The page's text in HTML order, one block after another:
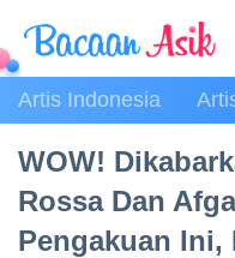
Artis Indonesia
WOW!
Rossa Dan
Pengakuan